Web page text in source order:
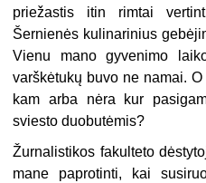
priežastis itin rimtai
Šernienės kulinarinius
Vienu mano gyvenimo
varškėtukų buvo ne namai.
kam arba nėra kur
sviesto duobutėmis?
Žurnalistikos fakulteto
mane paprotinti, kai